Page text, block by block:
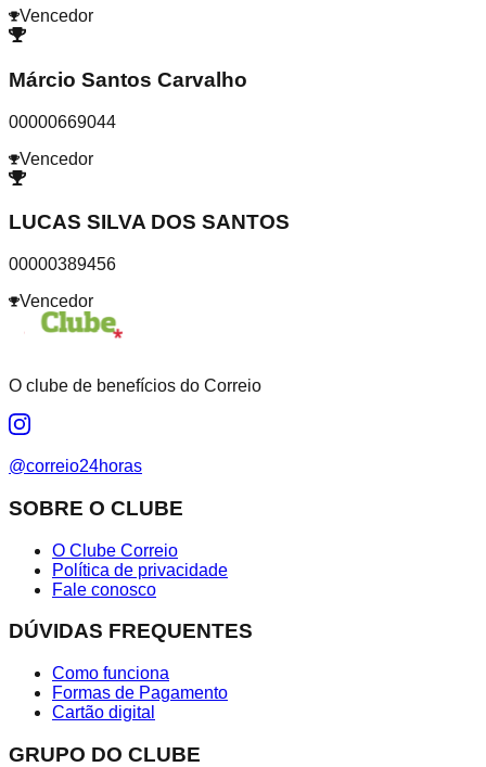
Vencedor
Márcio Santos Carvalho
00000669044
Vencedor
LUCAS SILVA DOS SANTOS
00000389456
Vencedor
O clube de benefícios do Correio
@correio24horas
SOBRE O CLUBE
O Clube Correio
Política de privacidade
Fale conosco
DÚVIDAS FREQUENTES
Como funciona
Formas de Pagamento
Cartão digital
GRUPO DO CLUBE